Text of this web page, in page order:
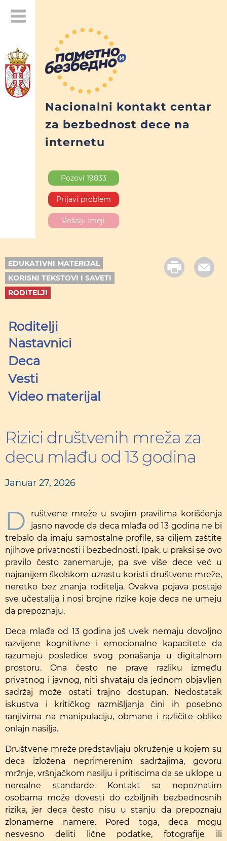
Nacionalni kontakt centar
za bezbednost dece na
internetu
Pozovi 19833
Prijavi problem
Pošalji imejl
EDUKATIVNI MATERIJAL
KORISNI TEKSTOVI I SAVETI
RODITELJI
Roditelji
Nastavnici
Deca
Vesti
Video materijal
Rizici društvenih mreža za
decu mlađu od 13 godina
Januar 27, 2026
D
ruštvene mreže u svojim pravilima korišćenja
jasno navode da deca mlađa od 13 godina ne bi
trebalo da imaju samostalne profile, sa ciljem zaštite
njihove privatnosti i bezbednosti. Ipak, u praksi se ovo
pravilo često zanemaruje, pa sve više dece već u
najranijem školskom uzrastu koristi društvene mreže,
neretko bez znanja roditelja. Ovakva pojava postaje
sve učestalija i nosi brojne rizike koje deca ne umeju
da prepoznaju.
Deca mlađa od 13 godina još uvek nemaju dovoljno
razvijene kognitivne i emocionalne kapacitete da
razumeju posledice svog ponašanja u digitalnom
prostoru. Ona često ne prave razliku između
privatnog i javnog, niti shvataju da jednom objavljen
sadržaj može ostati trajno dostupan. Nedostatak
iskustva i kritičkog razmišljanja čini ih posebno
ranjivima na manipulaciju, obmane i različite oblike
onlajn nasilja.
Društvene mreže predstavljaju okruženje u kojem su
deca izložena neprimerenim sadržajima, govoru
mržnje, vršnjačkom nasilju i pritiscima da se uklope u
nerealne standarde. Kontakt sa nepoznatim
osobama može dovesti do ozbiljnih bezbednosnih
rizika, jer deca često nisu u stanju da prepoznaju
zlonamerne namere. Pored toga, deca mogu
nesvesno deliti lične podatke, fotografije ili